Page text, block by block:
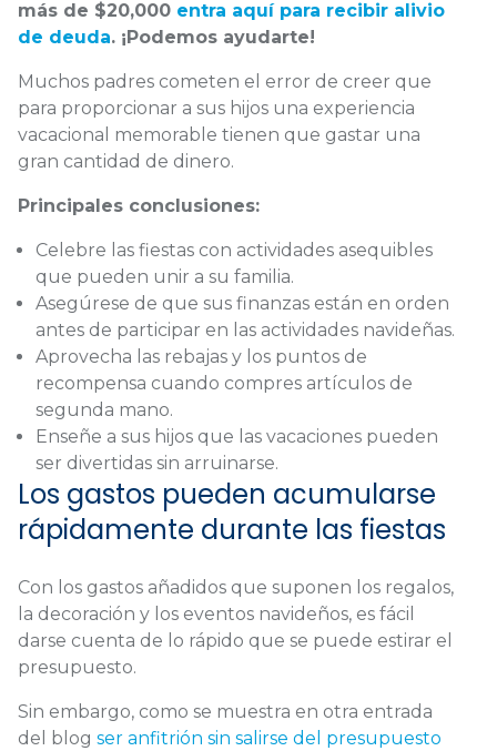
más de $20,000 entra aquí para recibir alivio
de deuda. ¡Podemos ayudarte!
Muchos padres cometen el error de creer que
para proporcionar a sus hijos una experiencia
vacacional memorable tienen que gastar una
gran cantidad de dinero.
Principales conclusiones:
Celebre las fiestas con actividades asequibles
que pueden unir a su familia.
Asegúrese de que sus finanzas están en orden
antes de participar en las actividades navideñas.
Aprovecha las rebajas y los puntos de
recompensa cuando compres artículos de
segunda mano.
Enseñe a sus hijos que las vacaciones pueden
ser divertidas sin arruinarse.
Los gastos pueden acumularse
rápidamente durante las fiestas
Con los gastos añadidos que suponen los regalos,
la decoración y los eventos navideños, es fácil
darse cuenta de lo rápido que se puede estirar el
presupuesto.
Sin embargo, como se muestra en otra entrada
del blog ser anfitrión sin salirse del presupuesto